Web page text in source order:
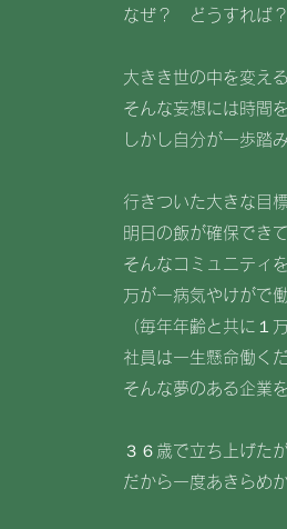
なぜ？ どうすれば
大きき世の中を変え
そんな妄想には時間
しかし自分が一歩踏
行きついた大きな目
明日の飯が確保でき
そんなコミュニティ
万が一病気やけがで
（毎年年齢と共に１
社員は一生懸命働く
そんな夢のある企業
３６歳で立ち上げた
だから一度あきらめ